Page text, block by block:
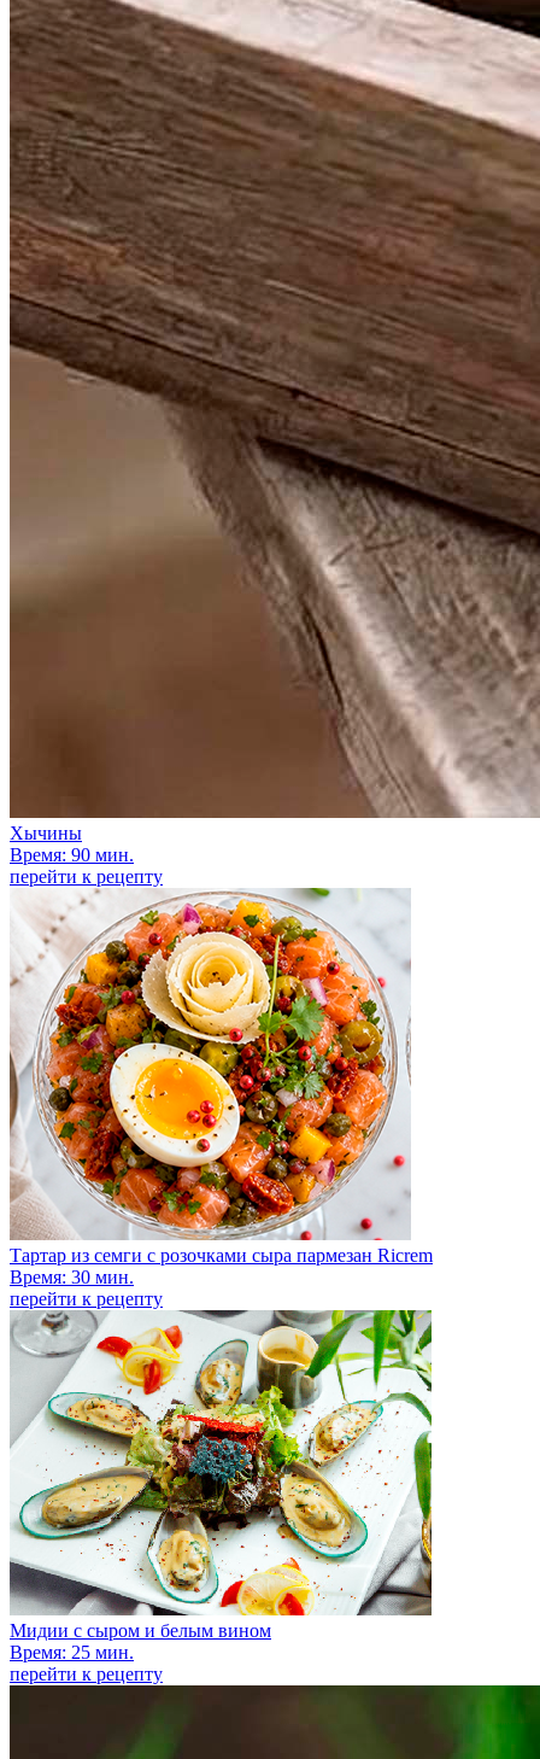
Хычины
Время: 90 мин.
перейти к рецепту
Тартар из семги с розочками сыра пармезан Ricrem
Время: 30 мин.
перейти к рецепту
Мидии с сыром и белым вином
Время: 25 мин.
перейти к рецепту